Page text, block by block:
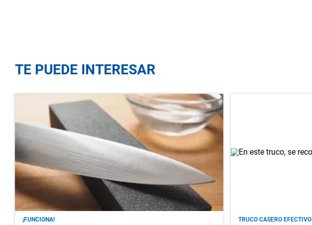
TE PUEDE INTERESAR
¡FUNCIONA! TRUCO CASERO EFECTIVO